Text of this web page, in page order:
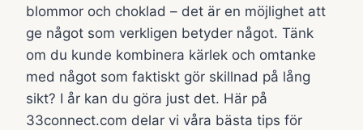
blommor och choklad – det är en möjlighet att
ge något som verkligen betyder något. Tänk
om du kunde kombinera kärlek och omtanke
med något som faktiskt gör skillnad på lång
sikt? I år kan du göra just det. Här på
33connect.com delar vi våra bästa tips för